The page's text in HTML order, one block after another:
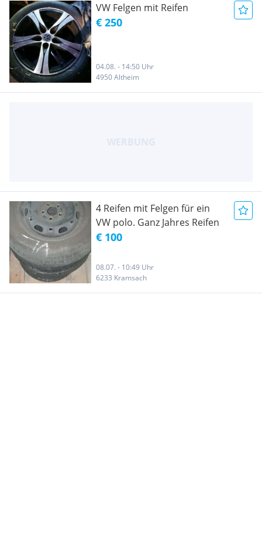
VW Felgen mit Reifen
€ 250
04.08. - 14:50 Uhr
4950 Altheim
4 Reifen mit Felgen für ein
VW polo. Ganz Jahres Reifen
€ 100
08.07. - 10:49 Uhr
6233 Kramsach